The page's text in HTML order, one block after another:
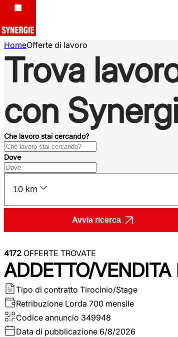
HomeOfferte di lavoro
Trova
con
Che lavoro stai cercando?
Dove
10 km
Avvia ricerca
4172 OFFERTE TROVATE
ADDETTO/
Tipo di contratto Tirocinio/Stage
Retribuzione Lorda 700 mensile
Codice annuncio 349948
Data di pubblicazione 6/8/2026